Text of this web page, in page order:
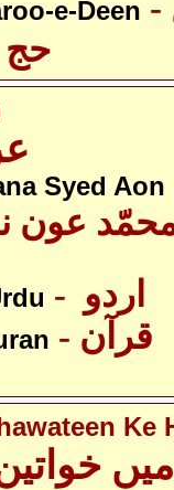
e-Deen
- حج
Syed Aon
محمّد عون
- قرآن
Ke